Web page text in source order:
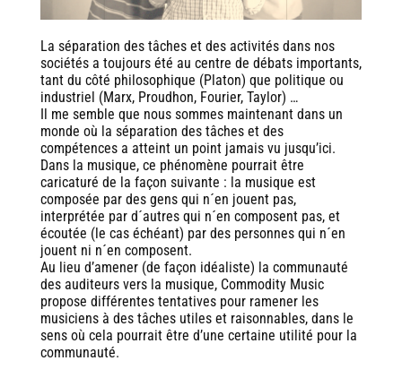
La séparation des tâches et des activités dans nos
sociétés a toujours été au centre de débats importants,
tant du côté philosophique (Platon) que politique ou
industriel (Marx, Proudhon, Fourier, Taylor) …
Il me semble que nous sommes maintenant dans un
monde où la séparation des tâches et des
compétences a atteint un point jamais vu jusqu’ici.
Dans la musique, ce phénomène pourrait être
caricaturé de la façon suivante : la musique est
composée par des gens qui n´en jouent pas,
interprétée par d´autres qui n´en composent pas, et
écoutée (le cas échéant) par des personnes qui n´en
jouent ni n´en composent.
Au lieu d’amener (de façon idéaliste) la communauté
des auditeurs vers la musique, Commodity Music
propose différentes tentatives pour ramener les
musiciens à des tâches utiles et raisonnables, dans le
sens où cela pourrait être d’une certaine utilité pour la
communauté.